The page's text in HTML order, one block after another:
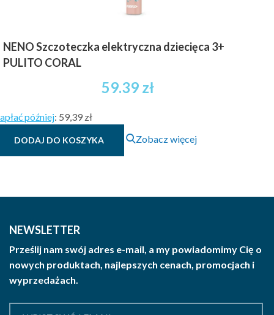
NENO Szczoteczka elektryczna dziecięca 3+
PULITO CORAL
59.39 zł
później: 59,39 zł
DODAJ DO KOSZYKA Zobacz więcej
NEWSLETTER
Prześlij nam swój adres e-mail, a my powiadomimy Cię o
nowych produktach, najlepszych cenach, promocjach i
wyprzedażach.